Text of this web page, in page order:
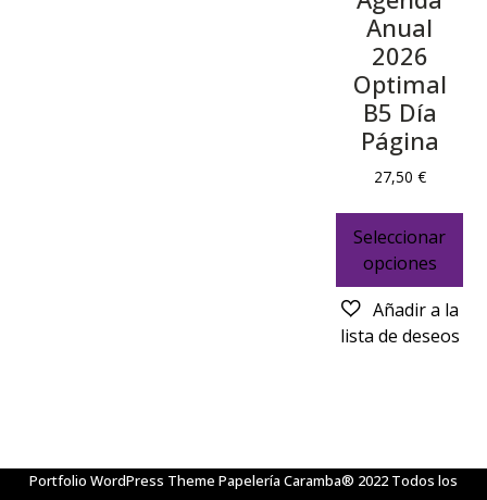
Anual
2026
Optimal
B5 Día
Página
27,50 €
Seleccionar
opciones
Portfolio WordPress Theme Papelería Caramba® 2022 Todos los